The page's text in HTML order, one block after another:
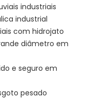
industriais
industrial
com hidrojato
diâmetro em
e seguro em
pesado